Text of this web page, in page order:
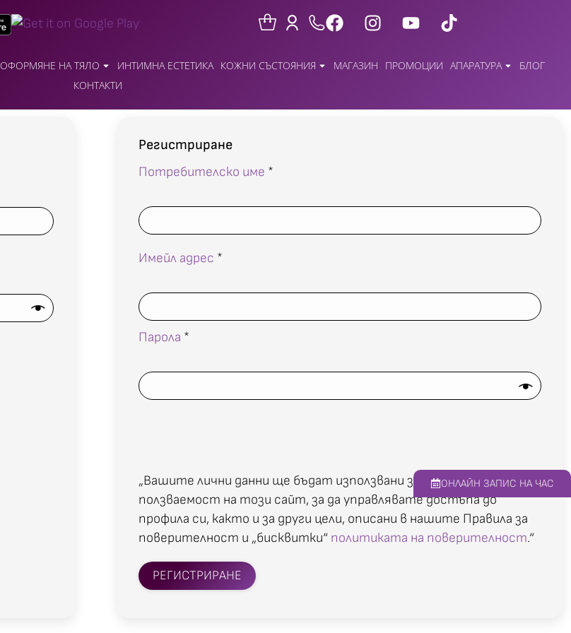
ОФОРМЯНЕ НА ТЯЛО ИНТИМНА ЕСТЕТИКА КОЖНИ СЪСТОЯНИЯ МАГАЗИН ПРОМОЦИИ АПАРАТУРА
БЛОГ
КОНТАКТИ
Регистриране
Потребителско име *
Имейл адрес *
Парола *
„Вашите лични данни ще бъдат използвани за подобрена
ползваемост на този сайт, за да управлявате достъпа до
профила си, както и за други цели, описани в нашите Правила за
поверителност и „бисквитки“ политиката на поверителност.“
РЕГИСТРИРАНЕ
ОНЛАЙН ЗАПИС НА ЧАС